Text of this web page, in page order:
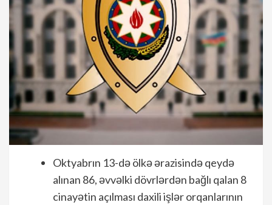
Oktyabrın 13-də ölkə ərazisində qeydə
alınan 86, əvvəlki dövrlərdən bağlı qalan 8
cinayətin açılması daxili işlər orqanlarının